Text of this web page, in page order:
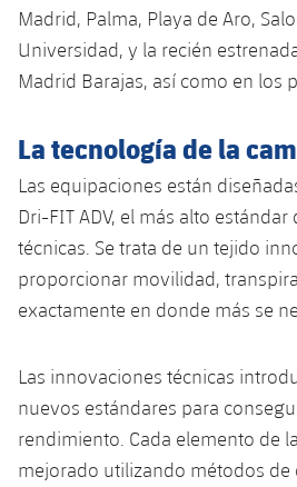
Madrid, Palma, Playa de Aro,
Universidad, y la recién
Madrid Barajas, así como en los
La tecnología de la
Las equipaciones están
Dri-FIT ADV, el más alto
técnicas. Se trata de un tejido
proporcionar movilidad,
exactamente en donde más se
Las innovaciones técnicas
nuevos estándares para
rendimiento. Cada elemento de
mejorado utilizando métodos